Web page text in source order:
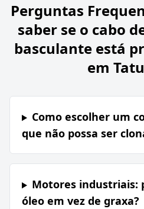
Perguntas
saber se o cabo
basculante está
em
Como escolher um
que não possa ser
Motores industriais:
óleo em vez de graxa?